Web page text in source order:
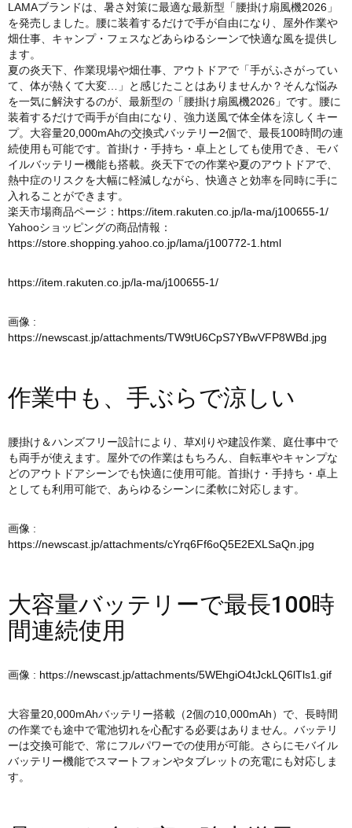
LAMAブランドは、暑さ対策に最適な最新型「腰掛け扇風機2026」
を発売しました。腰に装着するだけで手が自由になり、屋外作業や
畑仕事、キャンプ・フェスなどあらゆるシーンで快適な風を提供し
ます。
夏の炎天下、作業現場や畑仕事、アウトドアで「手がふさがってい
て、体が熱くて大変…」と感じたことはありませんか？そんな悩み
を一気に解決するのが、最新型の「腰掛け扇風機2026」です。腰に
装着するだけで両手が自由になり、強力送風で体全体を涼しくキー
プ。大容量20,000mAhの交換式バッテリー2個で、最長100時間の連
続使用も可能です。首掛け・手持ち・卓上としても使用でき、モバ
イルバッテリー機能も搭載。炎天下での作業や夏のアウトドアで、
熱中症のリスクを大幅に軽減しながら、快適さと効率を同時に手に
入れることができます。
楽天市場商品ページ： https://item.rakuten.co.jp/la-ma/j100655-1/
Yahooショッピングの商品情報：
https://store.shopping.yahoo.co.jp/lama/j100772-1.html
https://item.rakuten.co.jp/la-ma/j100655-1/
画像 :
https://newscast.jp/attachments/TW9tU6CpS7YBwVFP8WBd.jpg
作業中も、手ぶらで涼しい
腰掛け＆ハンズフリー設計により、草刈りや建設作業、庭仕事中で
も両手が使えます。屋外での作業はもちろん、自転車やキャンプな
どのアウトドアシーンでも快適に使用可能。首掛け・手持ち・卓上
としても利用可能で、あらゆるシーンに柔軟に対応します。
画像 :
https://newscast.jp/attachments/cYrq6Ff6oQ5E2EXLSaQn.jpg
大容量バッテリーで最長100時
間連続使用
画像 : https://newscast.jp/attachments/5WEhgiO4tJckLQ6lTls1.gif
大容量20,000mAhバッテリー搭載（2個の10,000mAh）で、長時間
の作業でも途中で電池切れを心配する必要はありません。バッテリ
ーは交換可能で、常にフルパワーでの使用が可能。さらにモバイル
バッテリー機能でスマートフォンやタブレットの充電にも対応しま
す。